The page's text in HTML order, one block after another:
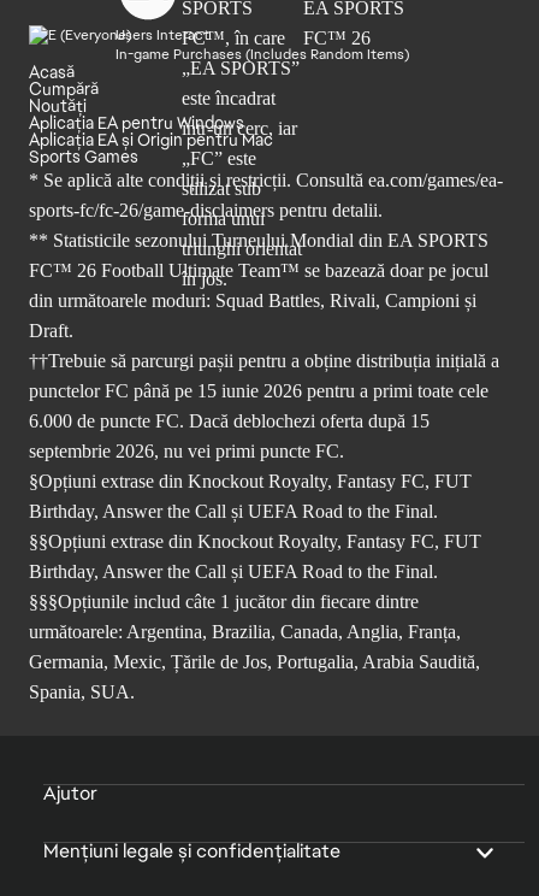
Users Interact
In-game Purchases (Includes Random Items)
Acasă
Cumpără
Noutăți
Aplicația EA pentru Windows
Aplicația EA și Origin pentru Mac
Sports Games
* Se aplică alte condiții și restricții. Consultă ea.com/games/ea-
sports-fc/fc-26/game-disclaimers pentru detalii.
** Statisticile sezonului Turneului Mondial din EA SPORTS
FC™ 26 Football Ultimate Team™ se bazează doar pe jocul
din următoarele moduri: Squad Battles, Rivali, Campioni și
Draft.
††Trebuie să parcurgi pașii pentru a obține distribuția inițială a
punctelor FC până pe 15 iunie 2026 pentru a primi toate cele
6.000 de puncte FC. Dacă deblochezi oferta după 15
septembrie 2026, nu vei primi puncte FC.
§Opțiuni extrase din Knockout Royalty, Fantasy FC, FUT
Birthday, Answer the Call și UEFA Road to the Final.
§§Opțiuni extrase din Knockout Royalty, Fantasy FC, FUT
Birthday, Answer the Call și UEFA Road to the Final.
§§§Opțiunile includ câte 1 jucător din fiecare dintre
următoarele: Argentina, Brazilia, Canada, Anglia, Franța,
Germania, Mexic, Țările de Jos, Portugalia, Arabia Saudită,
Spania, SUA.
Ajutor
Mențiuni legale și confidențialitate